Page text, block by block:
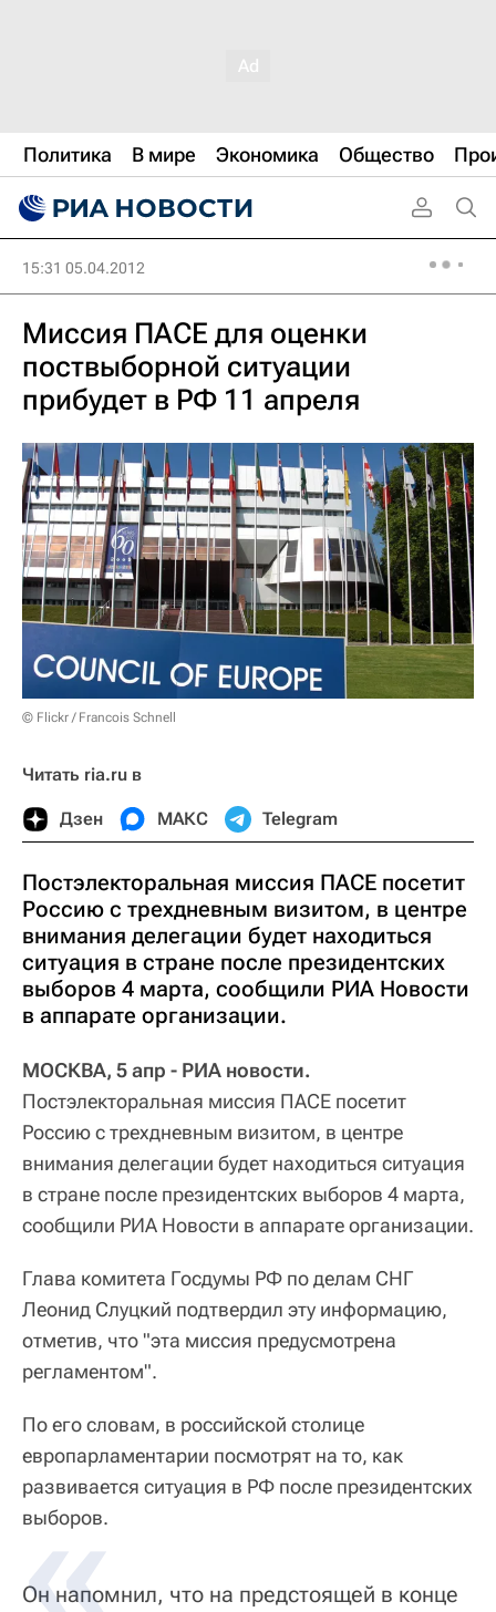
Политика В мире Экономика Общество
15:31 05.04.2012
Миссия ПАСЕ для оценки
поствыборной ситуации
прибудет в РФ 11 апреля
© Flickr / Francois Schnell
Читать ria.ru в
Дзен МАКС Telegram
Постэлекторальная миссия ПАСЕ посетит
Россию с трехдневным визитом, в центре
внимания делегации будет находиться
ситуация в стране после президентских
выборов 4 марта, сообщили РИА Новости
в аппарате организации.
МОСКВА, 5 апр - РИА новости.
Постэлекторальная миссия ПАСЕ посетит
Россию с трехдневным визитом, в центре
внимания делегации будет находиться ситуация
в стране после президентских выборов 4 марта,
сообщили РИА Новости в аппарате организации.
Глава комитета Госдумы РФ по делам СНГ
Леонид Слуцкий подтвердил эту информацию,
отметив, что "эта миссия предусмотрена
регламентом".
По его словам, в российской столице
европарламентарии посмотрят на то, как
развивается ситуация в РФ после президентских
выборов.
Он напомнил, что на предстоящей в конце